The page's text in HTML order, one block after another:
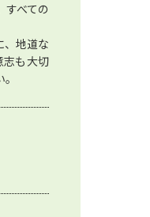
すべての
、地道な
志も大切